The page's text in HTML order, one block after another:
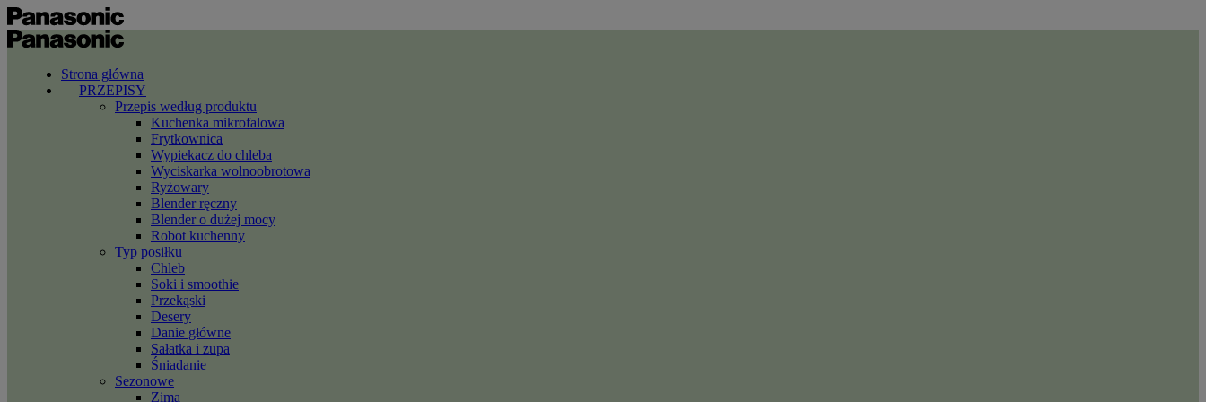
Strona główna
PRZEPISY
Przepis według produktu
Kuchenka mikrofalowa
Frytkownica
Wypiekacz do chleba
Wyciskarka wolnoobrotowa
Ryżowary
Blender ręczny
Blender o dużej mocy
Robot kuchenny
Typ posiłku
Chleb
Soki i smoothie
Przekąski
Desery
Danie główne
Sałatka i zupa
Śniadanie
Sezonowe
Zima